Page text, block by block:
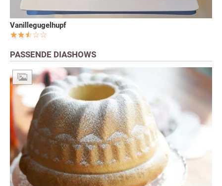
Vanillegugelhupf
PASSENDE DIASHOWS